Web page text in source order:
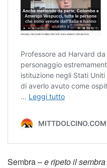
Sembra –e ripeto il sembra